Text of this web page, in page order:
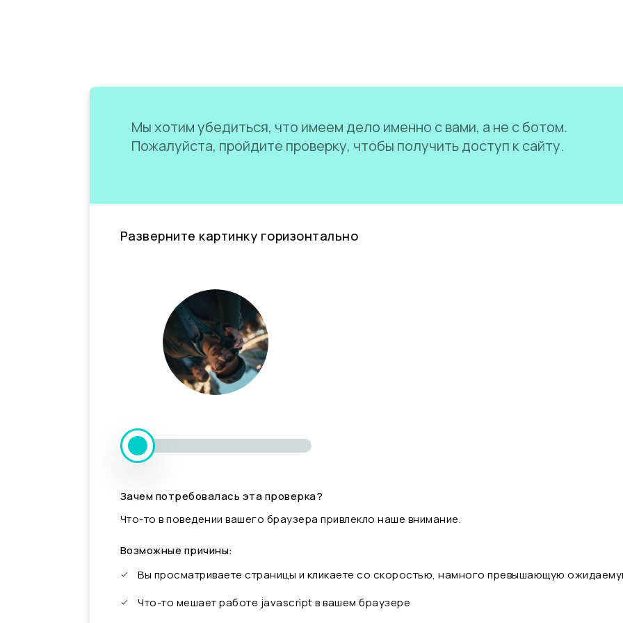
Мы хотим убедиться, что имеем дело именно с вами, а не с ботом.
Пожалуйста, пройдите проверку, чтобы получить доступ к сайту.
Разверните картинку горизонтально
Зачем потребовалась эта проверка?
Что-то в поведении вашего браузера привлекло наше внимание.
Возможные причины:
Вы просматриваете страницы и кликаете со скоростью, намного превышающую
Что-то мешает работе javascript в вашем браузере